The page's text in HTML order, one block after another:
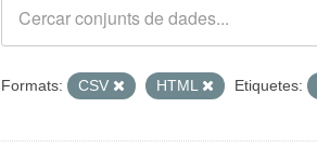
Formats: CSV HTML Etiquetes: